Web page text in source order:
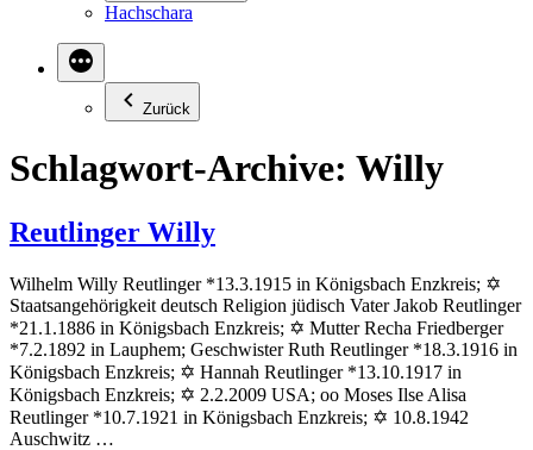
Hachschara
Zurück
Schlagwort-Archive: Willy
Reutlinger Willy
Wilhelm Willy Reutlinger *13.3.1915 in Königsbach Enzkreis; ✡
Staatsangehörigkeit deutsch Religion jüdisch Vater Jakob Reutlinger
*21.1.1886 in Königsbach Enzkreis; ✡ Mutter Recha Friedberger
*7.2.1892 in Lauphem; Geschwister Ruth Reutlinger *18.3.1916 in
Königsbach Enzkreis; ✡ Hannah Reutlinger *13.10.1917 in
Königsbach Enzkreis; ✡ 2.2.2009 USA; oo Moses Ilse Alisa
Reutlinger *10.7.1921 in Königsbach Enzkreis; ✡ 10.8.1942
Auschwitz …